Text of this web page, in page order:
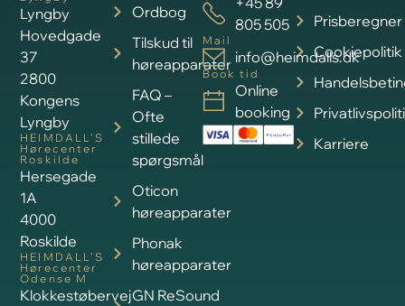
Lyngby
Hovedgade
37
2800
Kongens
Lyngby
HEIMDALL’S
Hørecenter
Roskilde
Hersegade
1A
4000
Roskilde
HEIMDALL’S
Hørecenter
Odense M
Klokkestøbervej
Prisberegner
Cookiepolitik
Karriere
Ordbog
Tilskud til
høreapparater
FAQ –
Ofte
stillede
spørgsmål
Oticon
høreapparater
Phonak
høreapparater
GN ReSound
805 505
Mail
info@heimdalls.dk
Book tid
Online
booking